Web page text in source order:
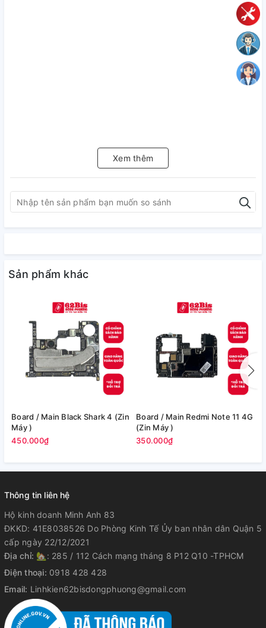
Xem thêm
Sản phẩm khác
Board / Main Black Shark 4 (Zin
Máy )
450.000₫
Board / Main Redmi Note 11 4G
(Zin Máy )
350.000₫
Thông tin liên hệ
Hộ kinh doanh Minh Anh 83
ĐKKD: 41E8038526 Do Phòng Kinh Tế Ủy ban nhân dân Quận 5
cấp ngày 22/12/2021
Địa chỉ: 🏡: 285 / 112 Cách mạng tháng 8 P12 Q10 -TPHCM
Điện thoại: 0918 428 428
Email: Linhkien62bisdongphuong@gmail.com